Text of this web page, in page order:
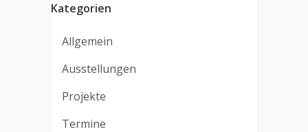
Kategorien
Allgemein
Ausstellungen
Projekte
Termine